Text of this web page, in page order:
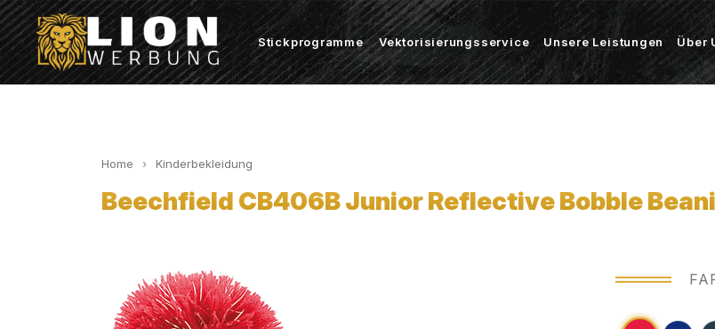
Stickprogramme Vektorisierungsservice Unsere Leistungen Über
Home Kinderbekleidung
Beechfield CB406B Junior Reflective Bobble